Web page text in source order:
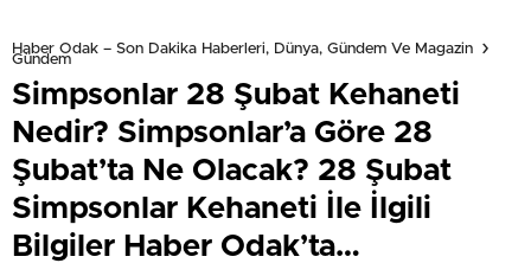
Haber Odak – Son Dakika Haberleri, Dünya, Gündem Ve Magazin
Gündem
Simpsonlar 28 Şubat Kehaneti
Nedir? Simpsonlar’a Göre 28
Şubat’ta Ne Olacak? 28 Şubat
Simpsonlar Kehaneti İle İlgili
Bilgiler Haber Odak’ta…